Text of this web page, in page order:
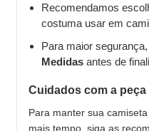
Recomendamos
costuma usar em
Para maior
Medidas antes de
Cuidados com a peça
Para manter sua
mais tempo, siga as